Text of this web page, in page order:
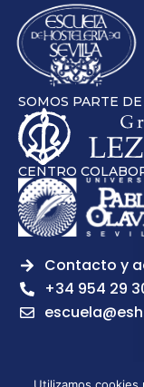
SOMOS PARTE DE
CENTRO
Contacto y
+34 954 29